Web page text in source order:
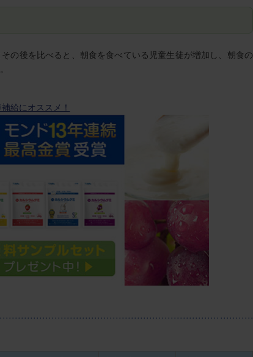
の後を比べると、朝食を食べている児童生徒が増加し、朝食の
給にオススメ！